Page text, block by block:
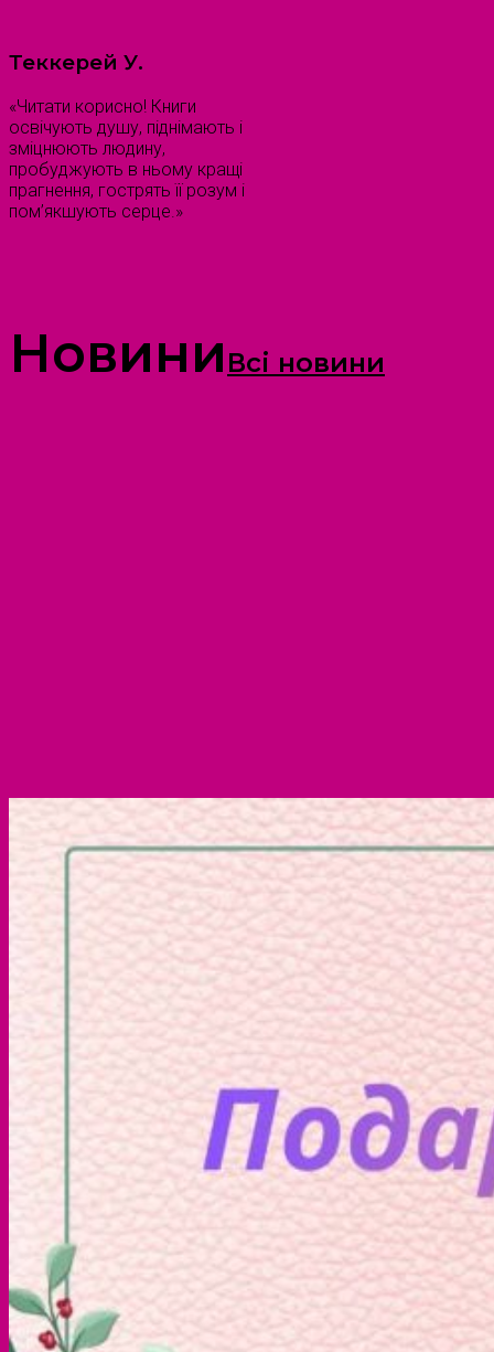
Теккерей У.
«Читати корисно! Книги
освічують душу, піднімають і
зміцнюють людину,
пробуджують в ньому кращі
прагнення, гострять її розум і
пом’якшують серце.»
Новини Всі новини